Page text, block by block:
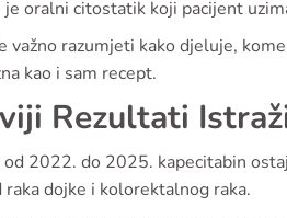
je oralni citostatik koji pacijent
važno razumjeti kako djeluje,
kao i sam recept.
Rezultati
od 2022. do 2025. kapecitabin
dojke i kolorektalnog raka.